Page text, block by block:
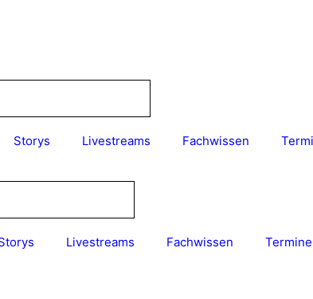
Storys Livestreams Fachwissen
Livestreams Fachwissen Termine